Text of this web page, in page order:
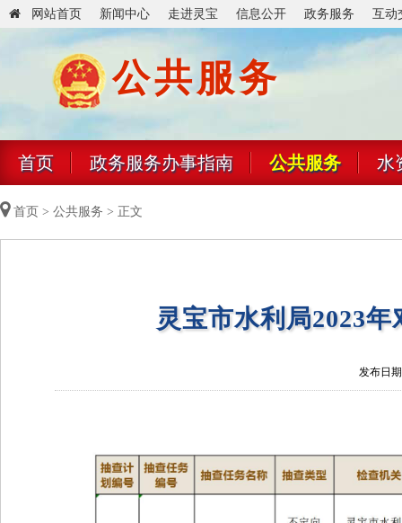
网站首页 新闻中心 走进灵宝 信息公开 政务服务 互动
公共服务
首页 政务服务办事指南 公共服务 水
首页 > 公共服务 > 正文
灵宝市水利局2023
发布日